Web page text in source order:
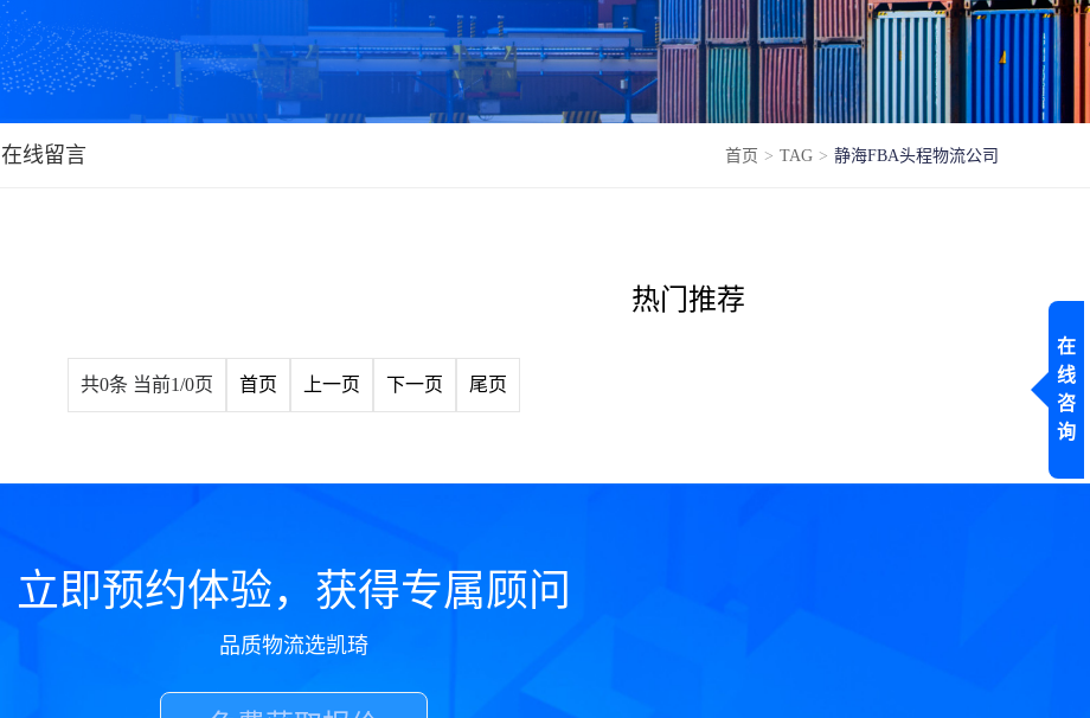
在线留言 首页 > TAG > 静海FBA头程物流公司
热门推荐
共0条 当前1/0页 首页 上一页 下一页 尾页
立即预约体验，获得专属顾问
品质物流选凯琦
在
线
咨
询